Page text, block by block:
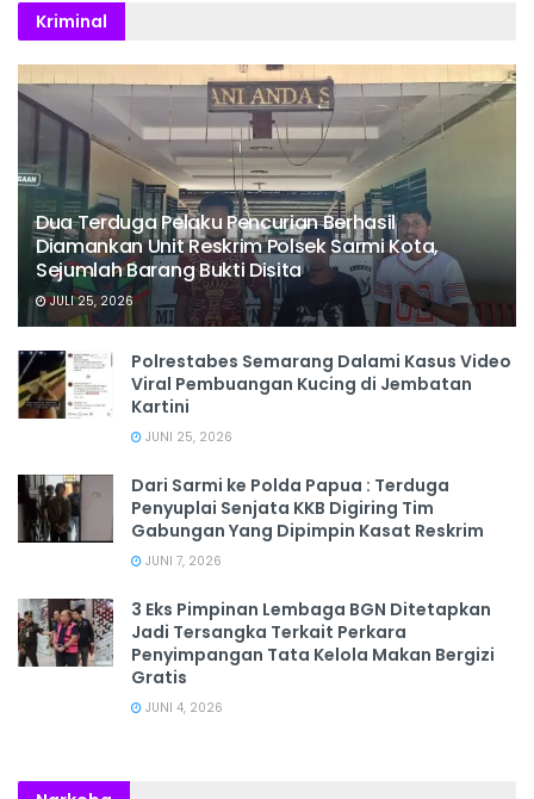
Kriminal
Dua Terduga Pelaku Pencurian Berhasil
Diamankan Unit Reskrim Polsek Sarmi Kota,
Sejumlah Barang Bukti Disita
JULI 25, 2026
Polrestabes Semarang Dalami Kasus Video
Viral Pembuangan Kucing di Jembatan
Kartini
JUNI 25, 2026
Dari Sarmi ke Polda Papua : Terduga
Penyuplai Senjata KKB Digiring Tim
Gabungan Yang Dipimpin Kasat Reskrim
JUNI 7, 2026
3 Eks Pimpinan Lembaga BGN Ditetapkan
Jadi Tersangka Terkait Perkara
Penyimpangan Tata Kelola Makan Bergizi
Gratis
JUNI 4, 2026